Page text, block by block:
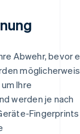
Abwehr, bevor
Ihre
werden je nach
Fingerprints